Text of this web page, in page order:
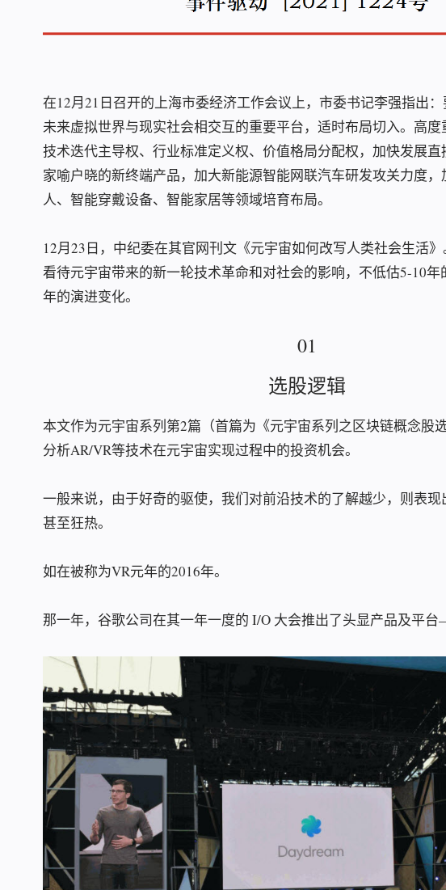
在12月21日召开的上海市委经济工作会议上，市委书记李强指出
未来虚拟世界与现实社会相交互的重要平台，适时布局切入。高
技术迭代主导权、行业标准定义权、价值格局分配权，加快发展直
家喻户晓的新终端产品，加大新能源智能网联汽车研发攻关力度
人、智能穿戴设备、智能家居等领域培育布局。
12月23日，中纪委在其官网刊文《元宇宙如何改写人类社会生活
看待元宇宙带来的新一轮技术革命和对社会的影响，不低估5-10年
年的演进变化。
01
选股逻辑
本文作为元宇宙系列第2篇（首篇为《元宇宙系列之区块链概念股
分析AR/VR等技术在元宇宙实现过程中的投资机会。
一般来说，由于好奇的驱使，我们对前沿技术的了解越少，则表现
甚至狂热。
如在被称为VR元年的2016年。
那一年，谷歌公司在其一年一度的 I/O 大会推出了头显产品及平台